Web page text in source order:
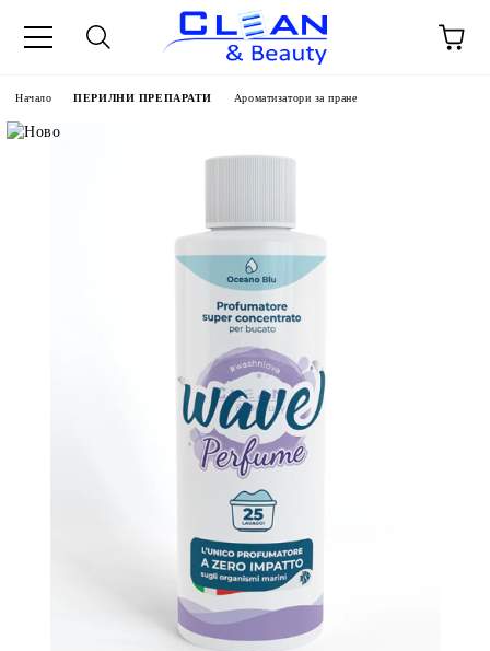
Начало ПЕРИЛНИ ПРЕПАРАТИ Ароматизатори за пране